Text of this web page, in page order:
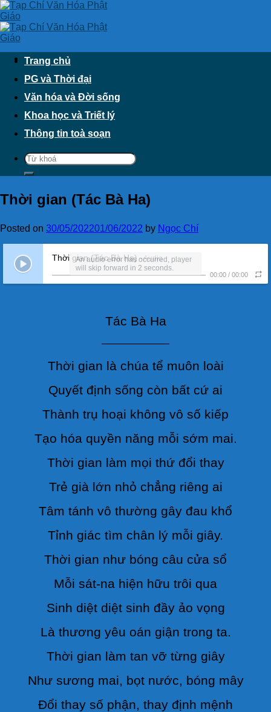
Skip
to
content
Trang chủ
PG và Thời đại
Văn hóa và Đời sống
Khoa học và Triết lý
Thông tin toà soạn
Thời gian (Tác Bà Ha)
Posted on 30/05/202201/06/2022 by Ngọc Chí
Thời gian (Tác Bà Ha) - Audio
00:00 / 00:00
An audio error has occurred, player
will skip forward in 2 seconds.
Tác Bà Ha
———————
Thời gian là chúa tể muôn loài
Quyết định sống còn bất cứ ai
Thành trụ hoại không vô số kiếp
Tạo hóa quyền năng mỗi sớm mai.
Thời gian làm mọi thứ đổi thay
Trẻ già lớn nhỏ chẳng riêng ai
Tâm tánh vô thường gây đau khổ
Tỉnh giác tìm chân lý mỗi giây.
Thời gian như bóng câu cửa sổ
Mỗi sát-na hiện hữu trôi qua
Sinh diệt diệt sinh đầy ảo vọng
Là thương yêu oán giận trong ta.
Thời gian làm tan vỡ từng giây
Như sương mai, bọt nước, bóng mây
Đổi thay số phận, thay định mệnh